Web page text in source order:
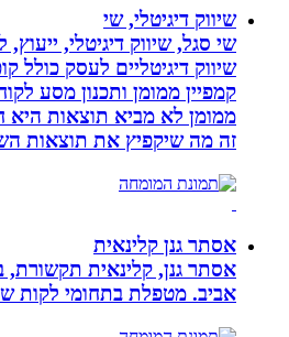
שיווק דיגיטלי, שי
שי סגל, שיווק דיגיטלי, ייעוץ,
שיווק דיגיטליים לעסק כולל
קמפיין ממומן ותכנון מסע
ממומן לא מביא תוצאות היא
זה מה שיקפיץ את תוצאות
אסתר גנן קלינאית
אסתר גנן, קלינאית תקשורת,
אביב. מטפלת בתחומי לקות